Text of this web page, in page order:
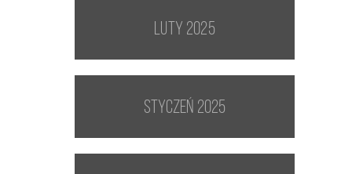
luty 2025
styczeń 2025